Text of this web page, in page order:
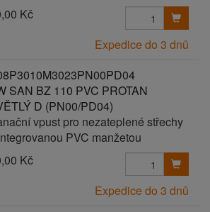
Kč
Expedice do 3 dnů
SAN BZ 110 PVC PROTAN
D (PN00/PD04)
vpust pro nezateplené střechy
PVC manžetou
Kč
Expedice do 3 dnů